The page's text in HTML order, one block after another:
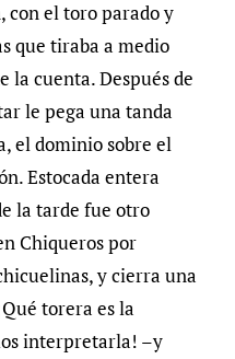
el toro parado y
que tiraba a medio
la cuenta. Después de
le pega una tanda
el dominio sobre el
Estocada entera
la tarde fue otro
Chiqueros por
y cierra una
torera es la
interpretarla! –y